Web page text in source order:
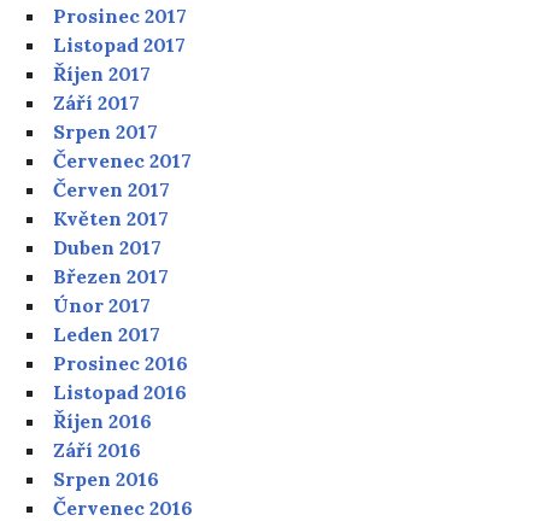
Prosinec 2017
Listopad 2017
Říjen 2017
Září 2017
Srpen 2017
Červenec 2017
Červen 2017
Květen 2017
Duben 2017
Březen 2017
Únor 2017
Leden 2017
Prosinec 2016
Listopad 2016
Říjen 2016
Září 2016
Srpen 2016
Červenec 2016